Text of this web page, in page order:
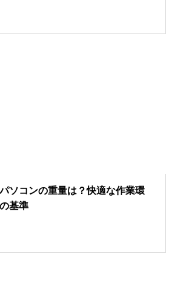
ソコンの重量は？快適な作業環
基準